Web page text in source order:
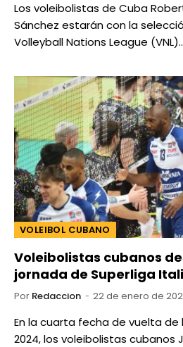
Los voleibolistas de Cuba
Sánchez estarán con la
Volleyball Nations League
VOLEIBOL CUBANO
Voleibolistas cubanos
jornada de Superliga
Por Redaccion 22 de enero de
En la cuarta fecha de vuelta de
2024, los voleibolistas cubanos